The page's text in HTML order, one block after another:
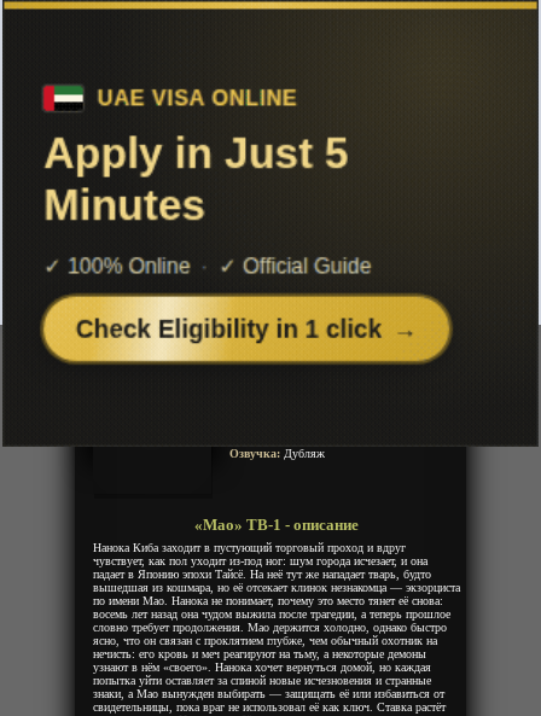
Чтобы не терять с нами связь,
подписывайся на наш
«Мао» ТВ-1
Добавленно: 01 августа 2026 | Серии: [18 из 26]
До выхода серии осталось00:06:25:32
Mao
Озвучка: Дубляж
«Мао» ТВ-1 - описание
Нанока Киба заходит в пустующий торговый проход и вдруг
чувствует, как пол уходит из‑под ног: шум города исчезает, и она
падает в Японию эпохи Тайсё. На неё тут же нападает тварь, будто
вышедшая из кошмара, но её отсекает клинок незнакомца — экзорциста
по имени Мао. Нанока не понимает, почему это место тянет её снова:
восемь лет назад она чудом выжила после трагедии, а теперь прошлое
словно требует продолжения. Мао держится холодно, однако быстро
ясно, что он связан с проклятием глубже, чем обычный охотник на
нечисть: его кровь и меч реагируют на тьму, а некоторые демоны
узнают в нём «своего». Нанока хочет вернуться домой, но каждая
попытка уйти оставляет за спиной новые исчезновения и странные
знаки, а Мао вынужден выбирать — защищать её или избавиться от
свидетельницы, пока враг не использовал её как ключ. Ставка растёт